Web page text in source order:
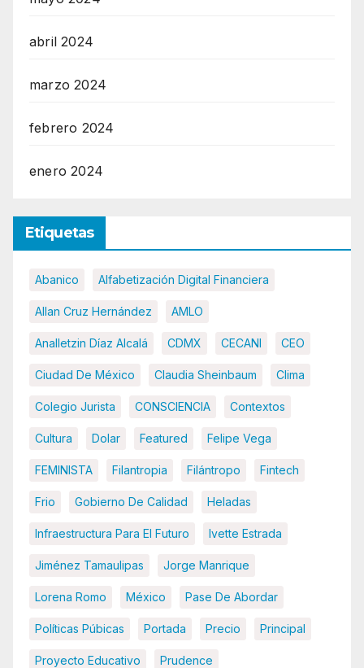
abril 2024
marzo 2024
febrero 2024
enero 2024
Etiquetas
Abanico Alfabetización Digital Financiera
Allan Cruz Hernández AMLO
Analletzin Díaz Alcalá CDMX CECANI CEO
Ciudad De México Claudia Sheinbaum Clima
Colegio Jurista CONSCIENCIA Contextos
Cultura Dolar Featured Felipe Vega
FEMINISTA Filantropia Filántropo Fintech
Frio Gobierno De Calidad Heladas
Infraestructura Para El Futuro Ivette Estrada
Jiménez Tamaulipas Jorge Manrique
Lorena Romo México Pase De Abordar
Políticas Púbicas Portada Precio Principal
Proyecto Educativo Prudence